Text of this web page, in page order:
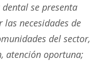
dental se presenta
necesidades de
del sector,
atención oportuna;